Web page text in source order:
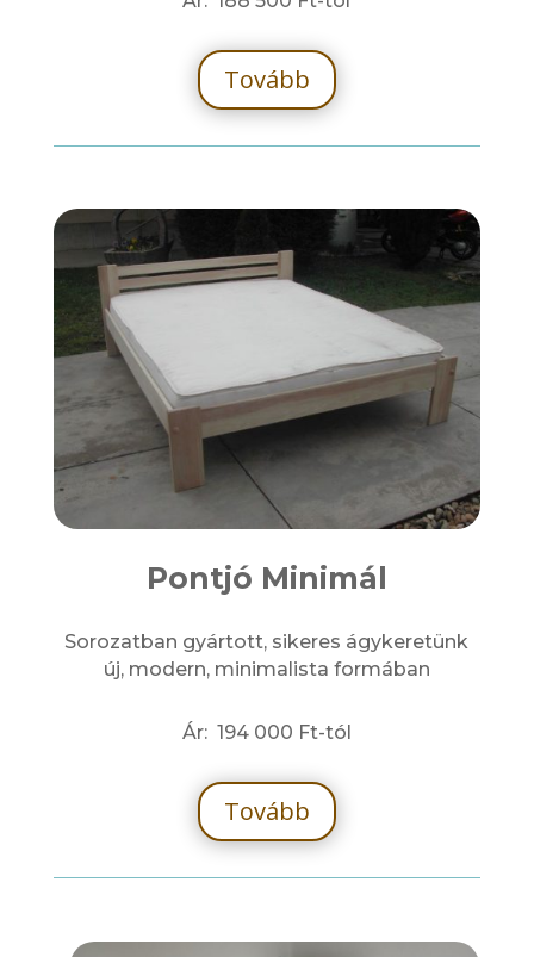
Tovább
Pontjó Minimál
Sorozatban gyártott, sikeres ágykeretünk
új, modern, minimalista formában
Ár: 194 000 Ft-tól
Tovább